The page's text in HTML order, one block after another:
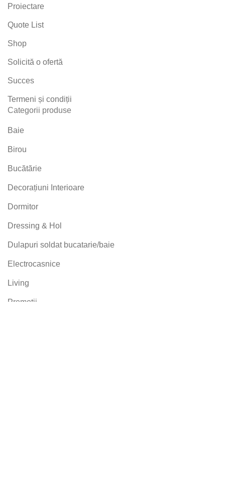
Proiectare
Quote List
Shop
Solicită o ofertă
Succes
Termeni și condiții
Categorii produse
Baie
Birou
Bucătărie
Decorațiuni Interioare
Dormitor
Dressing & Hol
Dulapuri soldat bucatarie/baie
Electrocasnice
Living
Promoții